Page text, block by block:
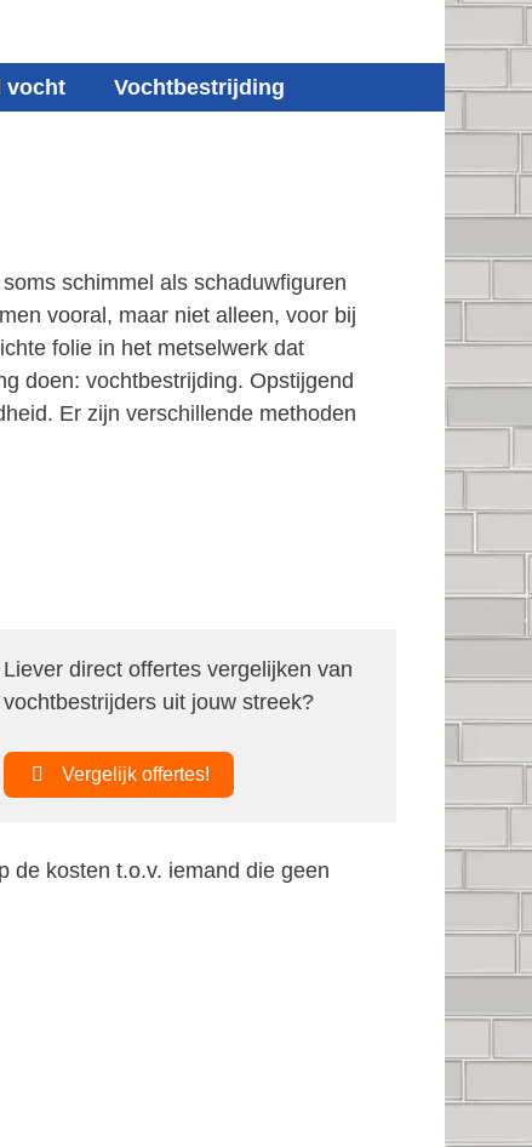
vocht Vochtbestrijding
schimmel als schaduwfiguren
vooral, maar niet alleen, voor bij
folie in het metselwerk dat
doen: vochtbestrijding. Opstijgend
Er zijn verschillende methoden
Liever direct offertes vergelijken van
vochtbestrijders uit jouw streek?
Vergelijk offertes!
de kosten t.o.v. iemand die geen